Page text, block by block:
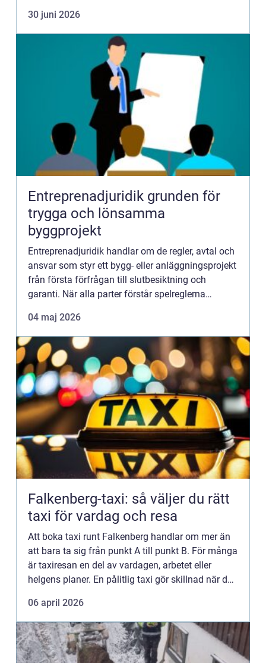
friskvård...
30 juni 2026
Entreprenadjuridik grunden för
trygga och lönsamma
byggprojekt
Entreprenadjuridik handlar om de regler, avtal och
ansvar som styr ett bygg- eller anläggningsprojekt
från första förfrågan till slutbesiktning och
garanti. När alla parter förstår spelreglerna
kostnadsö...
04 maj 2026
Falkenberg-taxi: så väljer du rätt
taxi för vardag och resa
Att boka taxi runt Falkenberg handlar om mer än
att bara ta sig från punkt A till punkt B. För många
är taxiresan en del av vardagen, arbetet eller
helgens planer. En pålitlig taxi gör skillnad när du
06 april 2026